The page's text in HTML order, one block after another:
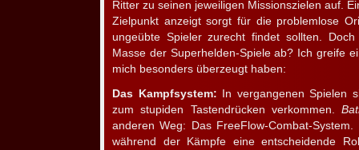
Ritter zu seinen jeweiligen Missionszielen auf.
Zielpunkt anzeigt sorgt für die problemlose
ungeübte Spieler zurecht findet sollten.
Masse der Superhelden-Spiele ab? Ich greife
mich besonders überzeugt haben:
Das Kampfsystem: In vergangenen Spielen
zum stupiden Tastendrücken verkommen.
anderen Weg: Das FreeFlow-Combat-
während der Kämpfe eine entscheidende